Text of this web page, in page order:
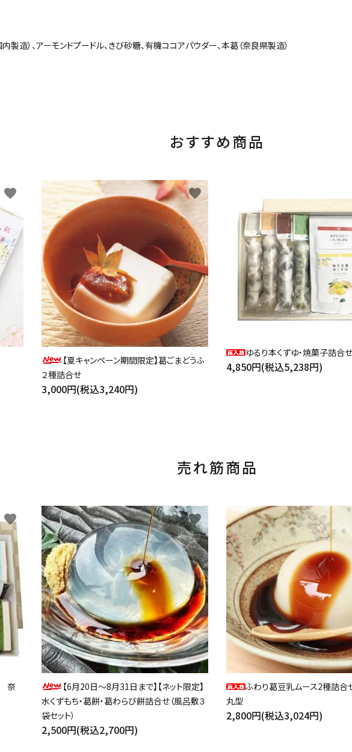
製造）、アーモンドプードル、きび砂糖、有機ココアパウダー、本葛（奈良県製造）
おすすめ商品
favorite
【夏キャンペーン期間限定】葛ごまどうふ
２種詰合せ
3,000円(税込3,240円)
favorite
ゆるり本くずゆ・焼菓子詰合せ
4,850円(税込5,238円)
売れ筋商品
奈
favorite
【6月20日～8月31日まで】【ネット限定】
水くずもち・葛餅・葛わらび餅詰合せ（風呂敷３
袋セット）
2,500円(税込2,700円)
favorite
ふわり葛豆乳ムース2種詰合せ
丸型
2,800円(税込3,024円)